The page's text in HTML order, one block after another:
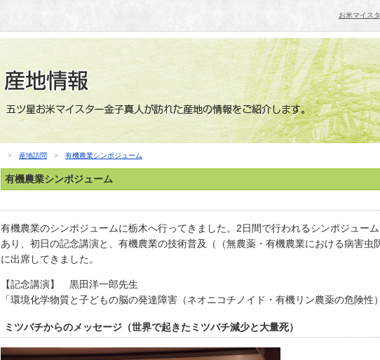
お米マイス
> 産地訪問 > 有機農業シンポジューム
有機農業シンポジューム
有機農業のシンポジュームに栃木へ行ってきました。2日間で行われるシンポジュー
あり、初日の記念講演と、有機農業の技術普及（（無農薬・有機農業における病害虫
に出席してきました。
【記念講演】 黒田洋一郎先生
「環境化学物質と子どもの脳の発達障害（ネオニコチノイド・有機リン農薬の危険性）
ミツバチからのメッセージ（世界で起きたミツバチ減少と大量死）